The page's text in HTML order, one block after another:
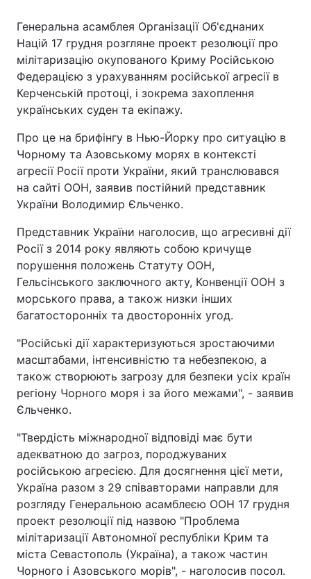
Генеральна асамблея Організації Об'єднаних
Націй 17 грудня розгляне проект резолюції про
мілітаризацію окупованого Криму Російською
Федерацією з урахуванням російської агресії в
Керченській протоці, і зокрема захоплення
українських суден та екіпажу.
Про це на брифінгу в Нью-Йорку про ситуацію в
Чорному та Азовському морях в контексті
агресії Росії проти України, який транслювався
на сайті ООН, заявив постійний представник
України Володимир Єльченко.
Представник України наголосив, що агресивні дії
Росії з 2014 року являють собою кричуще
порушення положень Статуту ООН,
Гельсінського заключного акту, Конвенції ООН з
морського права, а також низки інших
багатосторонніх та двосторонніх угод.
"Російські дії характеризуються зростаючими
масштабами, інтенсивністю та небезпекою, а
також створюють загрозу для безпеки усіх країн
регіону Чорного моря і за його межами", - заявив
Єльченко.
"Твердість міжнародної відповіді має бути
адекватною до загроз, породжуваних
російською агресією. Для досягнення цієї мети,
Україна разом з 29 співавторами направли для
розгляду Генеральною асамблеєю ООН 17 грудня
проект резолюції під назвою "Проблема
мілітаризації Автономної республіки Крим та
міста Севастополь (Україна), а також частин
Чорного і Азовського морів", - наголосив посол.